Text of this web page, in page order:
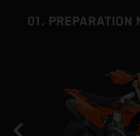
01. PREPARATION